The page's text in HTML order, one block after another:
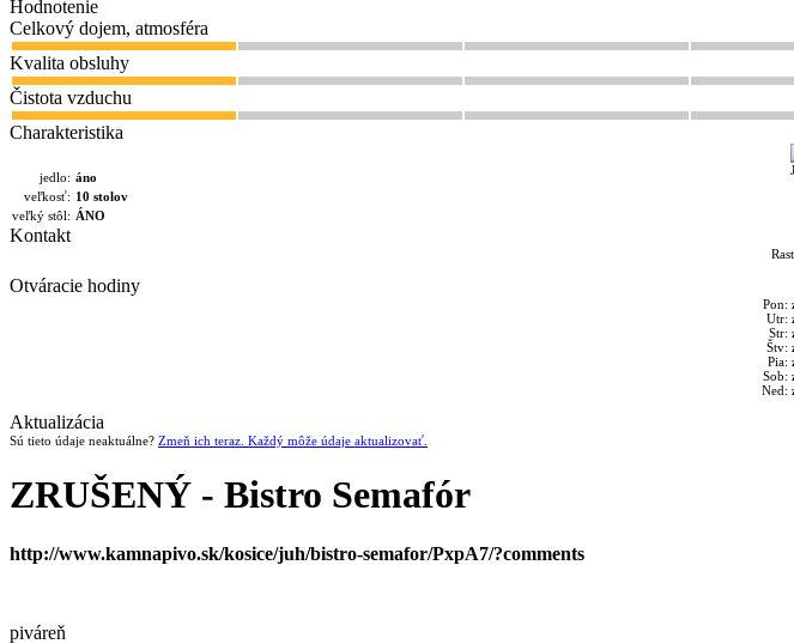
Hodnotenie
Celkový dojem, atmosféra
Kvalita obsluhy
Čistota vzduchu
Charakteristika
jedlo: áno
veľkosť: 10 stolov
veľký stôl: ÁNO
Kontakt
Otváracie hodiny
Pon:
Utr:
Str:
Štv:
Pia:
Sob:
Ned:
Aktualizácia
Sú tieto údaje neaktuálne? Zmeň ich teraz. Každý môže údaje aktualizovať.
ZRUŠENÝ - Bistro Semafór
http://www.kamnapivo.sk/kosice/juh/bistro-semafor/PxpA7/?comments
piváreň